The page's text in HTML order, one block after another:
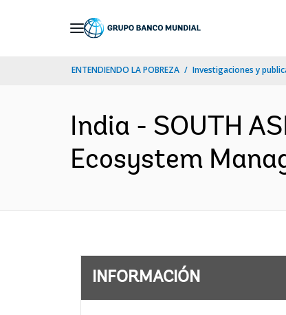
ENTENDIENDO LA POBREZA Investigaciones y
India - SOUTH
Ecosystem
INFORMACIÓN